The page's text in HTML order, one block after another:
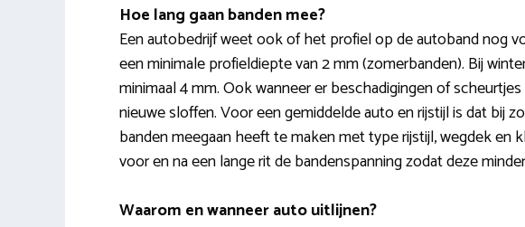
Hoe lang gaan banden mee?
Een autobedrijf weet ook of het profiel op de autoband nog
een minimale profieldiepte van 2 mm (zomerbanden). Bij
minimaal 4 mm. Ook wanneer er beschadigingen of
nieuwe sloffen. Voor een gemiddelde auto en rijstijl is dat bij
banden meegaan heeft te maken met type rijstijl, wegdek en
voor en na een lange rit de bandenspanning zodat deze
Waarom en wanneer auto uitlijnen?